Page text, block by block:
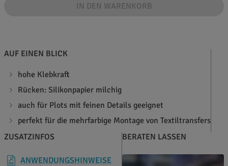
IN DEN WARENKORB
AUF EINEN BLICK
hohe Klebkraft
Rücken: Silikonpapier milchig
auch für Plots mit feinen Details geeignet
perfekt für die mehrfarbige Montage von Textiltransfers
ZUSATZINFOS
ANWENDUNGSHINWEISE
BERATEN LASSEN